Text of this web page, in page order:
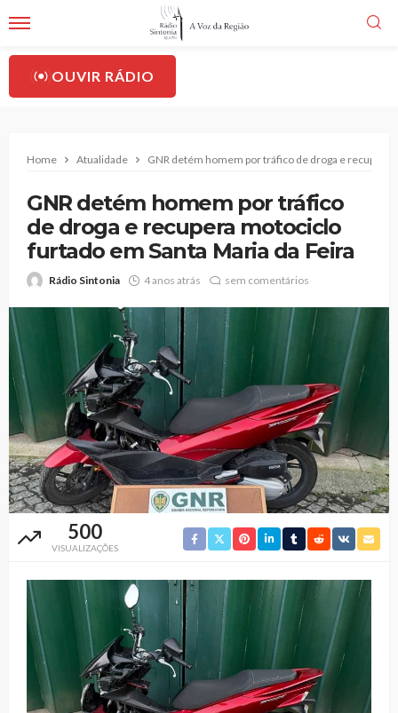
OUVIR RÁDIO
Home Atualidade GNR detém homem por tráfico de droga e recupera
GNR detém homem por tráfico
de droga e recupera motociclo
furtado em Santa Maria da Feira
Rádio Sintonia 4 anos atrás sem comentários
500
VISUALIZAÇÕES